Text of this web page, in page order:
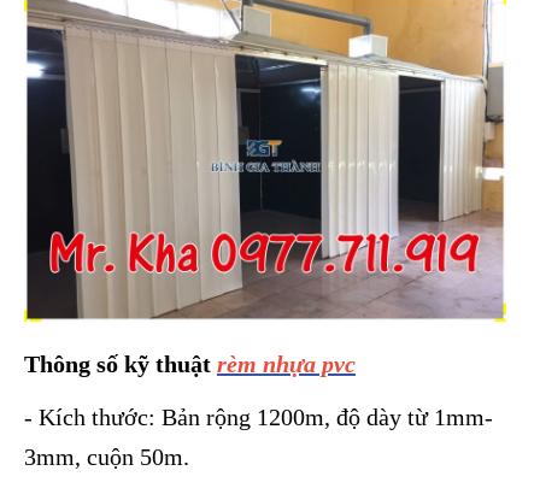
Thông số kỹ thuật rèm nhựa pvc
- Kích thước: Bản rộng 1200m, độ dày từ 1mm-
3mm, cuộn 50m.